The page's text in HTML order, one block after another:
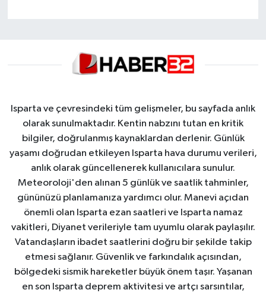
Isparta ve çevresindeki tüm gelişmeler, bu sayfada anlık
olarak sunulmaktadır. Kentin nabzını tutan en kritik
bilgiler, doğrulanmış kaynaklardan derlenir. Günlük
yaşamı doğrudan etkileyen Isparta hava durumu verileri,
anlık olarak güncellenerek kullanıcılara sunulur.
Meteoroloji'den alınan 5 günlük ve saatlik tahminler,
gününüzü planlamanıza yardımcı olur. Manevi açıdan
önemli olan Isparta ezan saatleri ve Isparta namaz
vakitleri, Diyanet verileriyle tam uyumlu olarak paylaşılır.
Vatandaşların ibadet saatlerini doğru bir şekilde takip
etmesi sağlanır. Güvenlik ve farkındalık açısından,
bölgedeki sismik hareketler büyük önem taşır. Yaşanan
en son Isparta deprem aktivitesi ve artçı sarsıntılar,